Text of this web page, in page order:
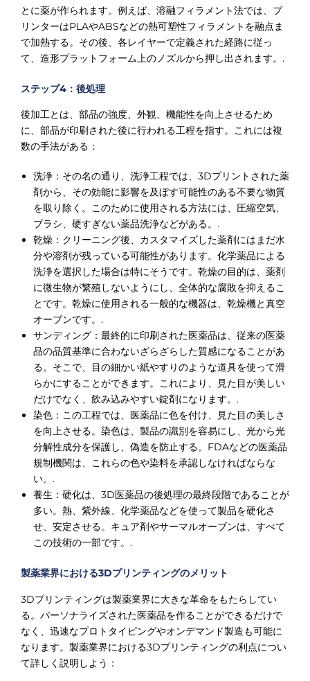
とに薬が作られます。例えば、溶融フィラメント法では、プ
リンターはPLAやABSなどの熱可塑性フィラメントを融点ま
で加熱する。その後、各レイヤーで定義された経路に従っ
て、造形プラットフォーム上のノズルから押し出されます。.
ステップ4：後処理
後加工とは、部品の強度、外観、機能性を向上させるため
に、部品が印刷された後に行われる工程を指す。これには複
数の手法がある：
洗浄：その名の通り、洗浄工程では、3Dプリントされた薬
剤から、その効能に影響を及ぼす可能性のある不要な物質
を取り除く。このために使用される方法には、圧縮空気、
ブラシ、硬すぎない薬品洗浄などがある。.
乾燥：クリーニング後、カスタマイズした薬剤にはまだ水
分や溶剤が残っている可能性があります。化学薬品による
洗浄を選択した場合は特にそうです。乾燥の目的は、薬剤
に微生物が繁殖しないようにし、全体的な腐敗を抑えるこ
とです。乾燥に使用される一般的な機器は、乾燥機と真空
オーブンです。.
サンディング：最終的に印刷された医薬品は、従来の医薬
品の品質基準に合わないざらざらした質感になることがあ
る。そこで、目の細かい紙やすりのような道具を使って滑
らかにすることができます。これにより、見た目が美しい
だけでなく、飲み込みやすい錠剤になります。.
染色：この工程では、医薬品に色を付け、見た目の美しさ
を向上させる。染色は、製品の識別を容易にし、光から光
分解性成分を保護し、偽造を防止する。FDAなどの医薬品
規制機関は、これらの色や染料を承認しなければならな
い。.
養生：硬化は、3D医薬品の後処理の最終段階であることが
多い。熱、紫外線、化学薬品などを使って製品を硬化さ
せ、安定させる。キュア剤やサーマルオーブンは、すべて
この技術の一部です。.
製薬業界における3Dプリンティングのメリット
3Dプリンティングは製薬業界に大きな革命をもたらしてい
る。パーソナライズされた医薬品を作ることができるだけで
なく、迅速なプロトタイピングやオンデマンド製造も可能に
なります。製薬業界における3Dプリンティングの利点につい
て詳しく説明しよう：